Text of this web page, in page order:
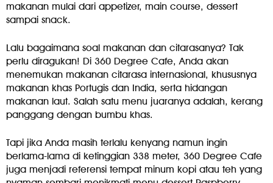
makanan mulai dari appetizer, main course, dessert
sampai snack.
Lalu bagaimana soal makanan dan citarasanya? Tak
perlu diragukan! Di 360 Degree Cafe, Anda akan
menemukan makanan citarasa internasional, khususnya
makanan khas Portugis dan India, serta hidangan
makanan laut. Salah satu menu juaranya adalah, kerang
panggang dengan bumbu khas.
Tapi jika Anda masih terlalu kenyang namun ingin
berlama-lama di ketinggian 338 meter, 360 Degree Cafe
juga menjadi referensi tempat minum kopi atau teh yang